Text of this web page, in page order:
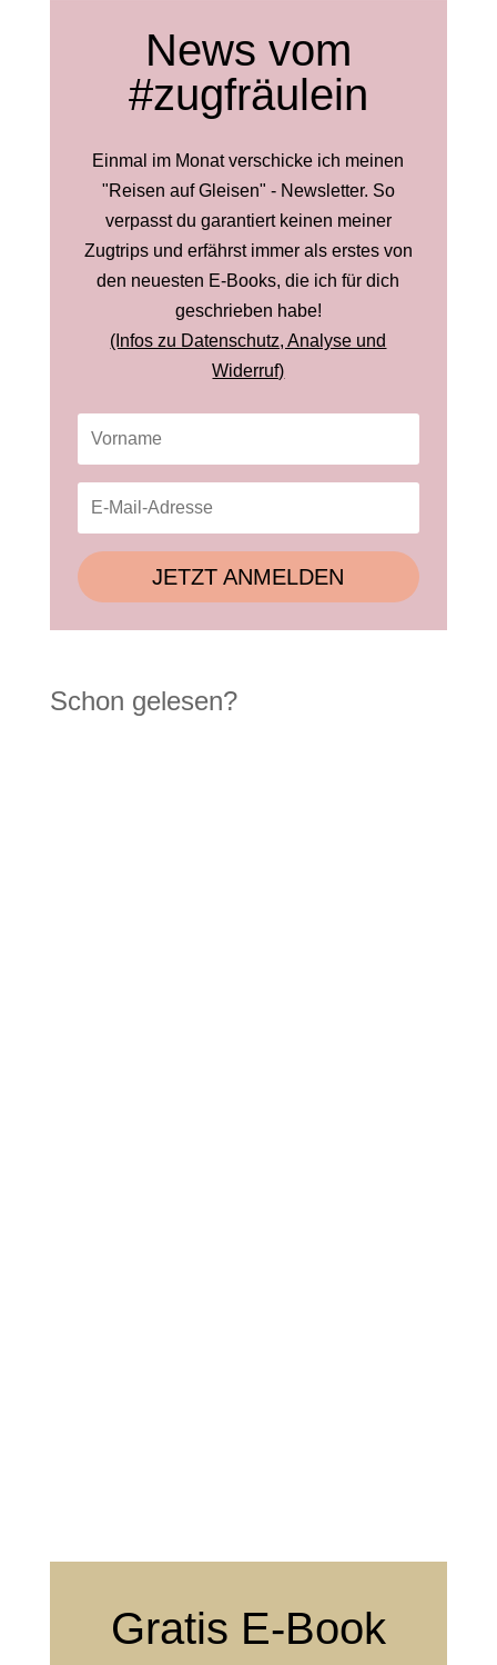
News vom
#zugfräulein
Einmal im Monat verschicke ich meinen
"Reisen auf Gleisen" - Newsletter. So
verpasst du garantiert keinen meiner
Zugtrips und erfährst immer als erstes von
den neuesten E-Books, die ich für dich
geschrieben habe!
(Infos zu Datenschutz, Analyse und
Widerruf)
JETZT ANMELDEN
Schon gelesen?
Gratis E-Book